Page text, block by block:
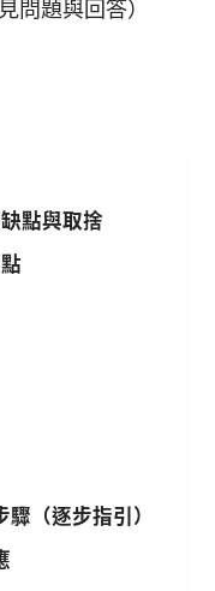
問題與回答）
點與取捨
（逐步指引）